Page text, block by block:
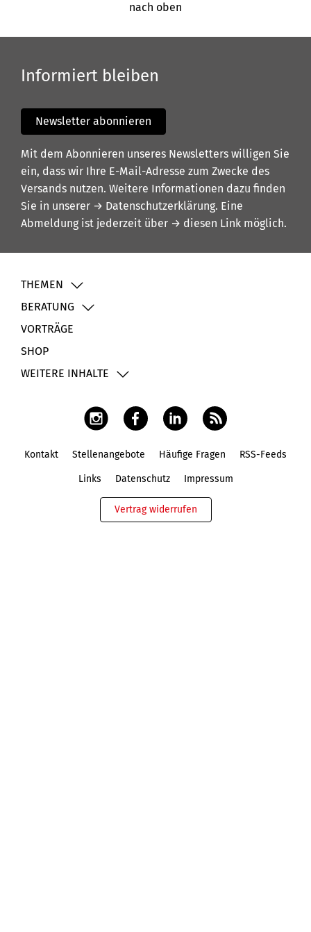
nach oben
Informiert bleiben
Newsletter abonnieren
Mit dem Abonnieren unseres Newsletters willigen Sie
ein, dass wir Ihre E-Mail-Adresse zum Zwecke des
Versands nutzen. Weitere Informationen dazu finden
Sie in unserer → Datenschutzerklärung. Eine
Abmeldung ist jederzeit über → diesen Link möglich.
THEMEN
BERATUNG
VORTRÄGE
SHOP
WEITERE INHALTE
Kontakt Stellenangebote Häufige Fragen RSS-Feeds
Links Datenschutz Impressum
Vertrag widerrufen